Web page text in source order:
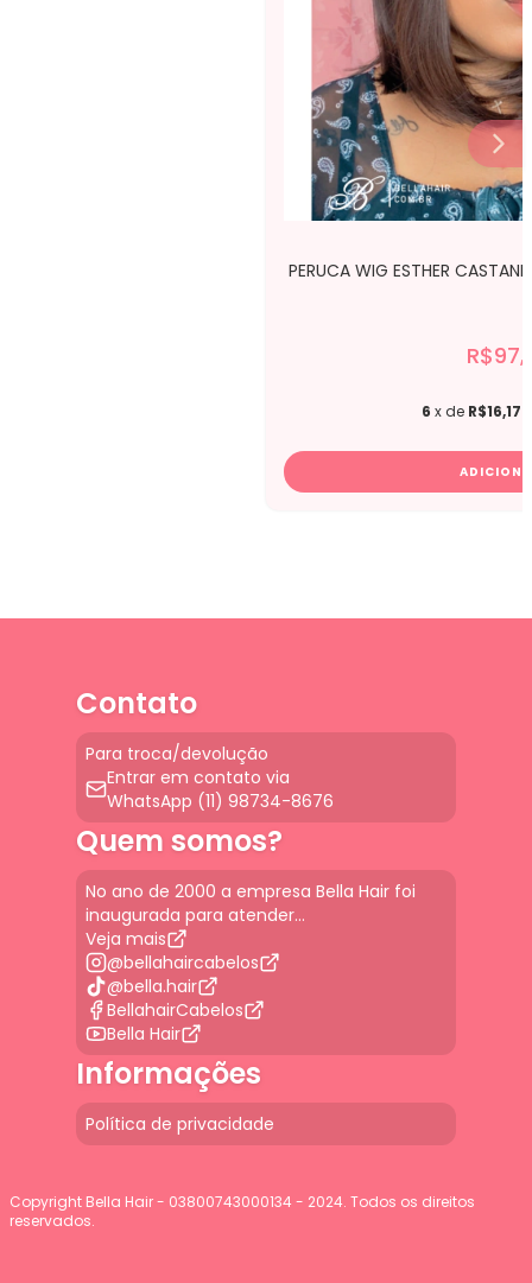
PERUCA WIG ESTHER
6 x de R$16,17
Contato
Para troca/devolução
Entrar em contato via
WhatsApp (11) 98734-8676
Quem somos?
No ano de 2000 a empresa Bella Hair foi
inaugurada para atender...
Veja mais
@bellahaircabelos
@bella.hair
BellahairCabelos
Bella Hair
Informações
Política de privacidade
Copyright Bella Hair - 03800743000134 - 2024. Todos os direitos
reservados.